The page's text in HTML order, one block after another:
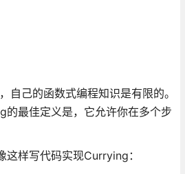
自己的函数式编程知识是有限的。
最佳定义是，它允许你在多个步
样写代码实现Currying：